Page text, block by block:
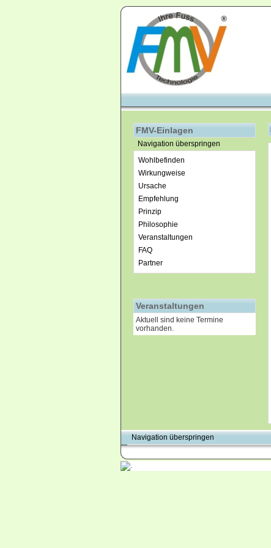
FMV-Einlagen
Navigation überspringen
Wohlbefinden
Wirkungweise
Ursache
Empfehlung
Prinzip
Philosophie
Veranstaltungen
FAQ
Partner
Veranstaltungen
Aktuell sind keine Termine
vorhanden.
Navigation überspringen